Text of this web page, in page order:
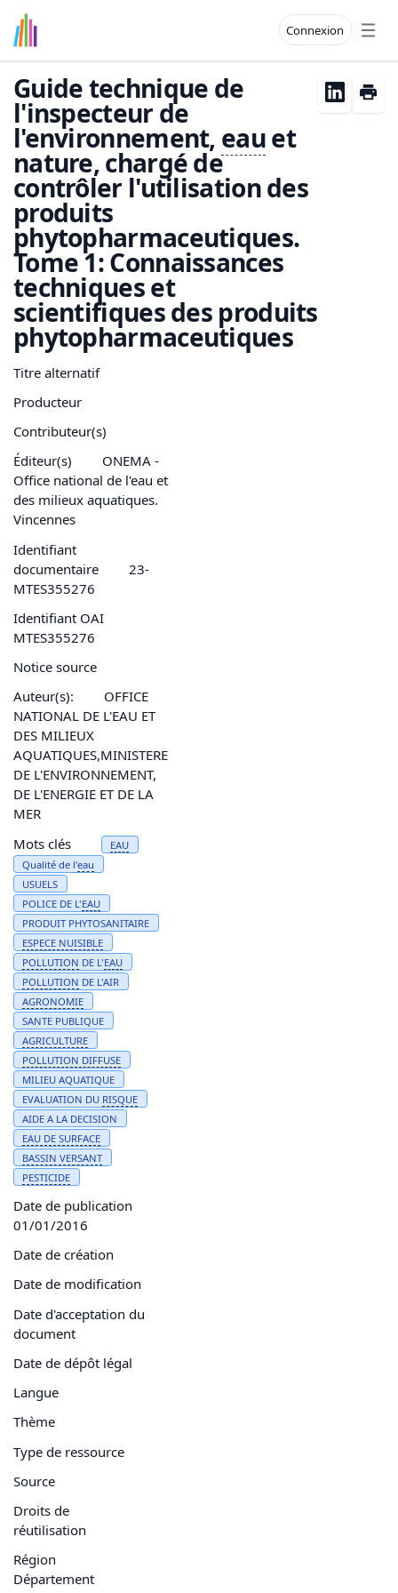
Connexion
Guide technique de
l'inspecteur de
l'environnement, eauet
nature, chargé de
contrôler l'utilisation des
produits
phytopharmaceutiques.
Tome 1: Connaissances
techniques et
scientifiques des produits
phytopharmaceutiques
Titre alternatif
Producteur
Contributeur(s)
Éditeur(s)
ONEMA -
Office national de l'eau et
des milieux aquatiques.
Vincennes
Identifiant
documentaire
23-
MTES355276
Identifiant OAI
MTES355276
Notice source
Auteur(s):
OFFICE
NATIONAL DE L'EAU ET
DES MILIEUX
AQUATIQUES,MINISTERE
DE L'ENVIRONNEMENT,
DE L'ENERGIE ET DE LA
MER
Mots clés
EAU
Qualité de l'eau
USUELS
POLICE DE L'EAU
PRODUIT PHYTOSANITAIRE
ESPECE NUISIBLE
POLLUTION DE L'EAU
POLLUTION DE L'AIR
AGRONOMIE
SANTE PUBLIQUE
AGRICULTURE
POLLUTION DIFFUSE
MILIEU AQUATIQUE
EVALUATION DU RISQUE
AIDE A LA DECISION
EAU DE SURFACE
BASSIN VERSANT
PESTICIDE
Date de publication
01/01/2016
Date de création
Date de modification
Date d'acceptation du
document
Date de dépôt légal
Langue
Thème
Type de ressource
Source
Droits de
réutilisation
Région
Département